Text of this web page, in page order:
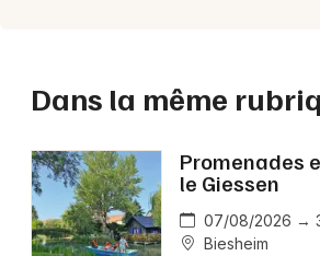
Dans la même
Promenades
le Giessen
07/08/2026 →
Biesheim